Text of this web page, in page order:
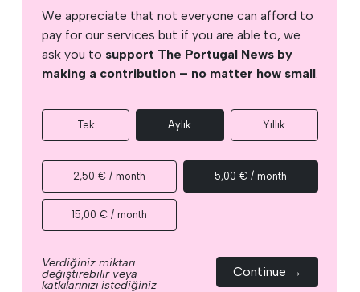
We appreciate that not everyone can afford to
pay for our services but if you are able to, we
ask you to support The Portugal News by
making a contribution – no matter how small.
Tek Aylık Yıllık
2,50 € / month 5,00 € / month
15,00 € / month
Verdiğiniz miktarı
değiştirebilir veya
katkılarınızı istediğiniz
Continue →